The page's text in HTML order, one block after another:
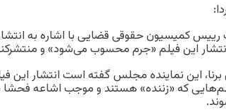
رییس کمیسیون حقوقی قضایی با اشاره به
این فیلم «جرم محسوب می‌شود» و
برنا، این نماینده مجلس گفته است انتشار این
که «زننده» هستند و موجب اشاعه فحشا